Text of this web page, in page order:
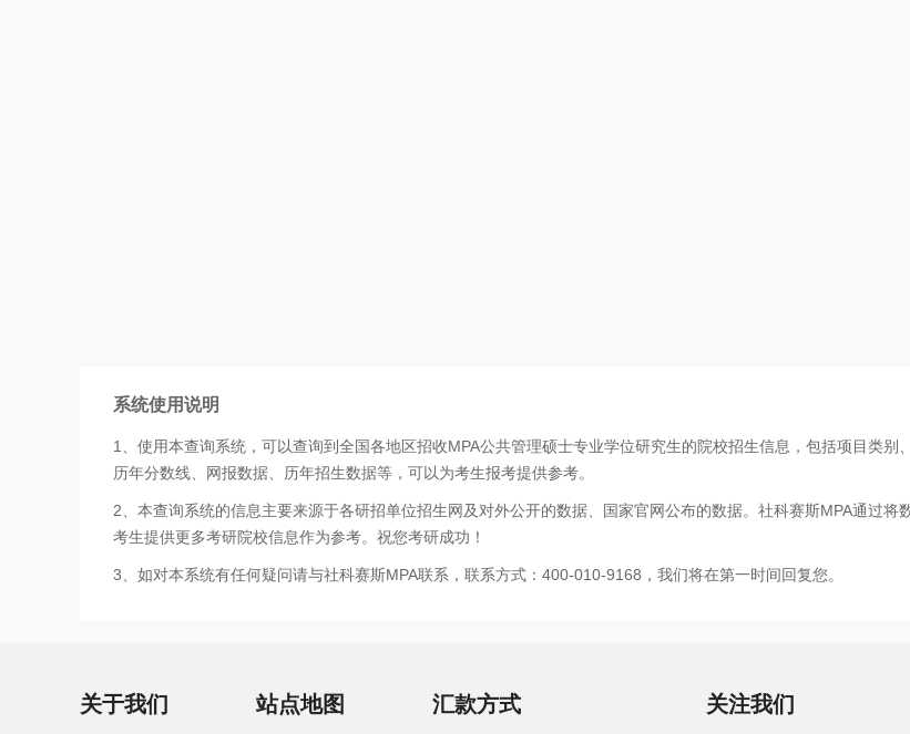
系统使用说明
1、使用本查询系统，可以查询到全国各地区招收MPA公共管理硕士专业学位研究生的院校招生信息，包括项目类别
历年分数线、网报数据、历年招生数据等，可以为考生报考提供参考。
2、本查询系统的信息主要来源于各研招单位招生网及对外公开的数据、国家官网公布的数据。社科赛斯MPA通过
考生提供更多考研院校信息作为参考。祝您考研成功！
3、如对本系统有任何疑问请与社科赛斯MPA联系，联系方式：400-010-9168，我们将在第一时间回复您。
关于我们 站点地图 汇款方式
关注我们